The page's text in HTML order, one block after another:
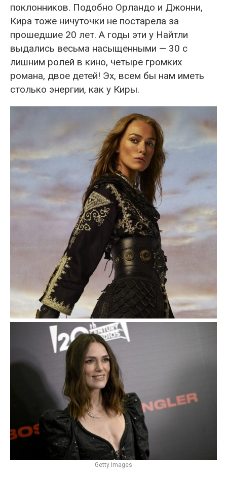
поклонников. Подобно Орландо и Джонни,
Кира тоже ничуточки не постарела за
прошедшие 20 лет. А годы эти у Найтли
выдались весьма насыщенными — 30 с
лишним ролей в кино, четыре громких
романа, двое детей! Эх, всем бы нам иметь
столько энергии, как у Киры.
Getty Images